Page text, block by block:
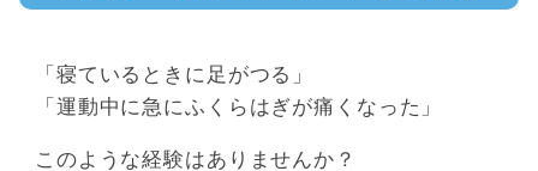
「寝ているときに足がつる」
「運動中に急にふくらはぎが痛くなった」
このような経験はありませんか？